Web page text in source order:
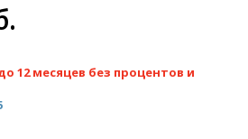
12 месяцев без процентов и